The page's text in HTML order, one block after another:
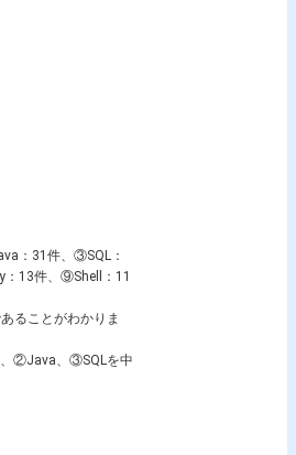
：31件、③SQL：
：13件、⑨Shell
：11
ることがわかりま
、②Java、③SQLを中